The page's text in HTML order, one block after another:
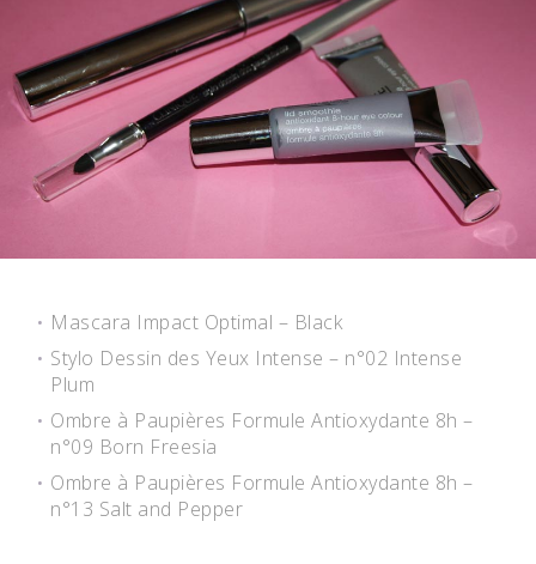
Mascara Impact Optimal – Black
Stylo Dessin des Yeux Intense – n°02 Intense
Plum
Ombre à Paupières Formule Antioxydante 8h –
n°09 Born Freesia
Ombre à Paupières Formule Antioxydante 8h –
n°13 Salt and Pepper